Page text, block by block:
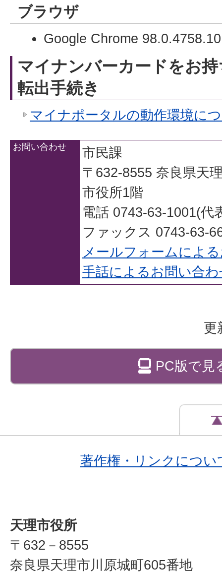
ブラウザ
Google Chrome
マイナンバーカードをお
転出手続き
マイナポータルの動作環境に
お問い合わせ
市民課
〒632-8555 奈良県天
市役所1階
電話 0743-63-1001(代
ファックス 0743-63-
メールフォームによ
手話によるお問い合
更
PC版で見
著作権・リンクについ
天理市役所
〒632－8555
奈良県天理市川原城町605番地